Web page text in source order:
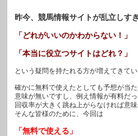
昨今、競馬情報サイトが乱立しすぎ
「どれがいいのかわからない！」
「本当に役立つサイトはどれ？」
という疑問を持たれる方が増えてきてい
確かに無料で使えたとしても予想が当
意味が無いですし、例え情報が有料だ
回収率が大きく跳ね上がらなければ意味
そんな皆様のために、今回は
「無料で使える」